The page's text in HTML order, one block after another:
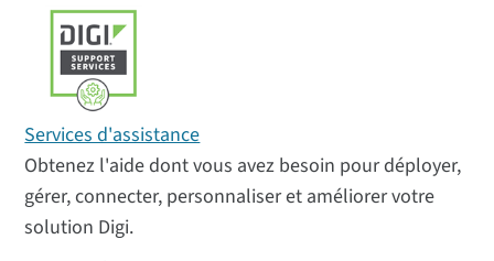
Services d'assistance
Obtenez l'aide dont vous avez besoin pour déployer,
gérer, connecter, personnaliser et améliorer votre
solution Digi.